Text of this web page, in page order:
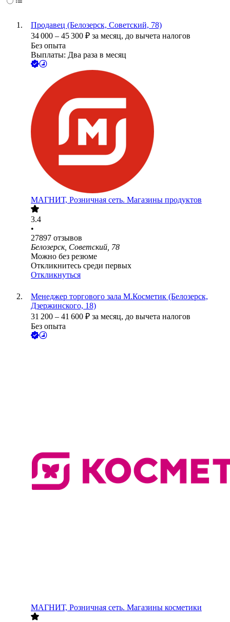
Продавец (Белозерск, Советский, 78)
34 000 – 45 300 ₽ за месяц, до вычета налогов
Без опыта
Выплаты: Два раза в месяц
МАГНИТ, Розничная сеть. Магазины продуктов
3.4
•
27897 отзывов
Белозерск, Советский, 78
Можно без резюме
Откликнитесь среди первых
Откликнуться
Менеджер торгового зала М.Косметик (Белозерск,
Дзержинского, 18)
31 200 – 41 600 ₽ за месяц, до вычета налогов
Без опыта
МАГНИТ, Розничная сеть. Магазины косметики